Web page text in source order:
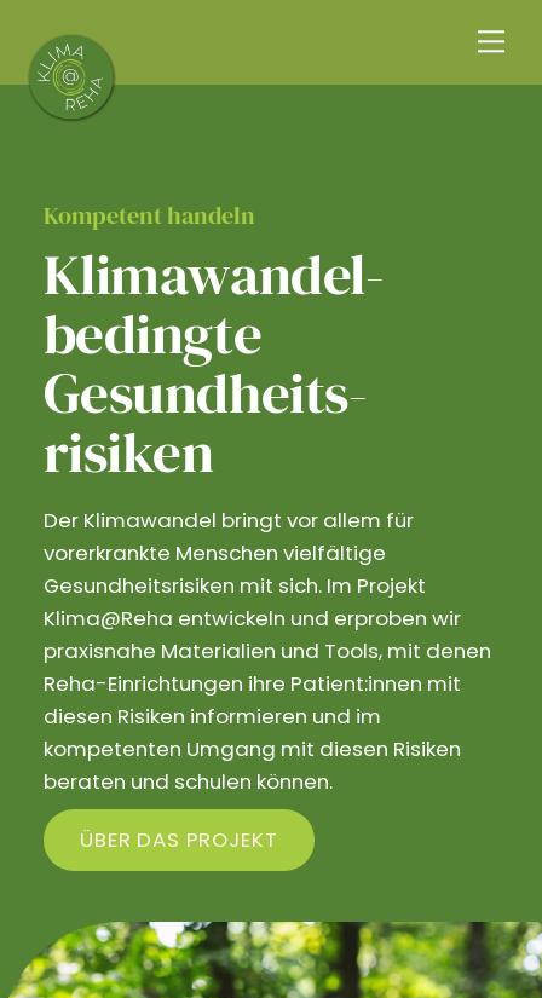
content
Kompetent handeln
Klimawandel­
bedingte
Gesundheits­
risiken
Der Klimawandel bringt vor allem für
vorerkrankte Menschen vielfältige
Gesundheitsrisiken mit sich. Im Projekt
Klima@Reha entwickeln und erproben wir
praxisnahe Materialien und Tools, mit denen
Reha-Einrichtungen ihre Patient:innen mit
diesen Risiken informieren und im
kompetenten Umgang mit diesen Risiken
beraten und schulen können.
ÜBER DAS PROJEKT